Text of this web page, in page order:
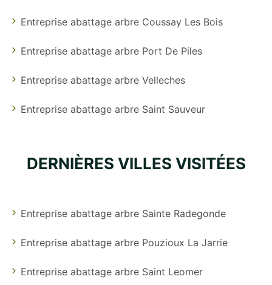
Entreprise abattage arbre Coussay Les Bois
Entreprise abattage arbre Port De Piles
Entreprise abattage arbre Velleches
Entreprise abattage arbre Saint Sauveur
DERNIÈRES VILLES VISITÉES
Entreprise abattage arbre Sainte Radegonde
Entreprise abattage arbre Pouzioux La Jarrie
Entreprise abattage arbre Saint Leomer